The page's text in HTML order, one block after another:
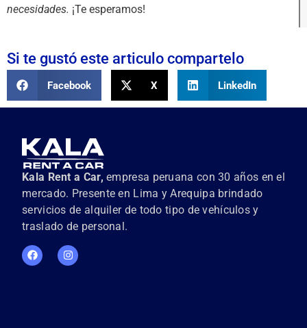
necesidades. ¡Te esperamos!
Si te gustó este articulo compartelo
Facebook X LinkedIn
Kala Rent a Car, empresa peruana con 30 años en el
mercado. Presente en Lima y Arequipa brindado
servicios de alquiler de todo tipo de vehículos y
traslado de personal.